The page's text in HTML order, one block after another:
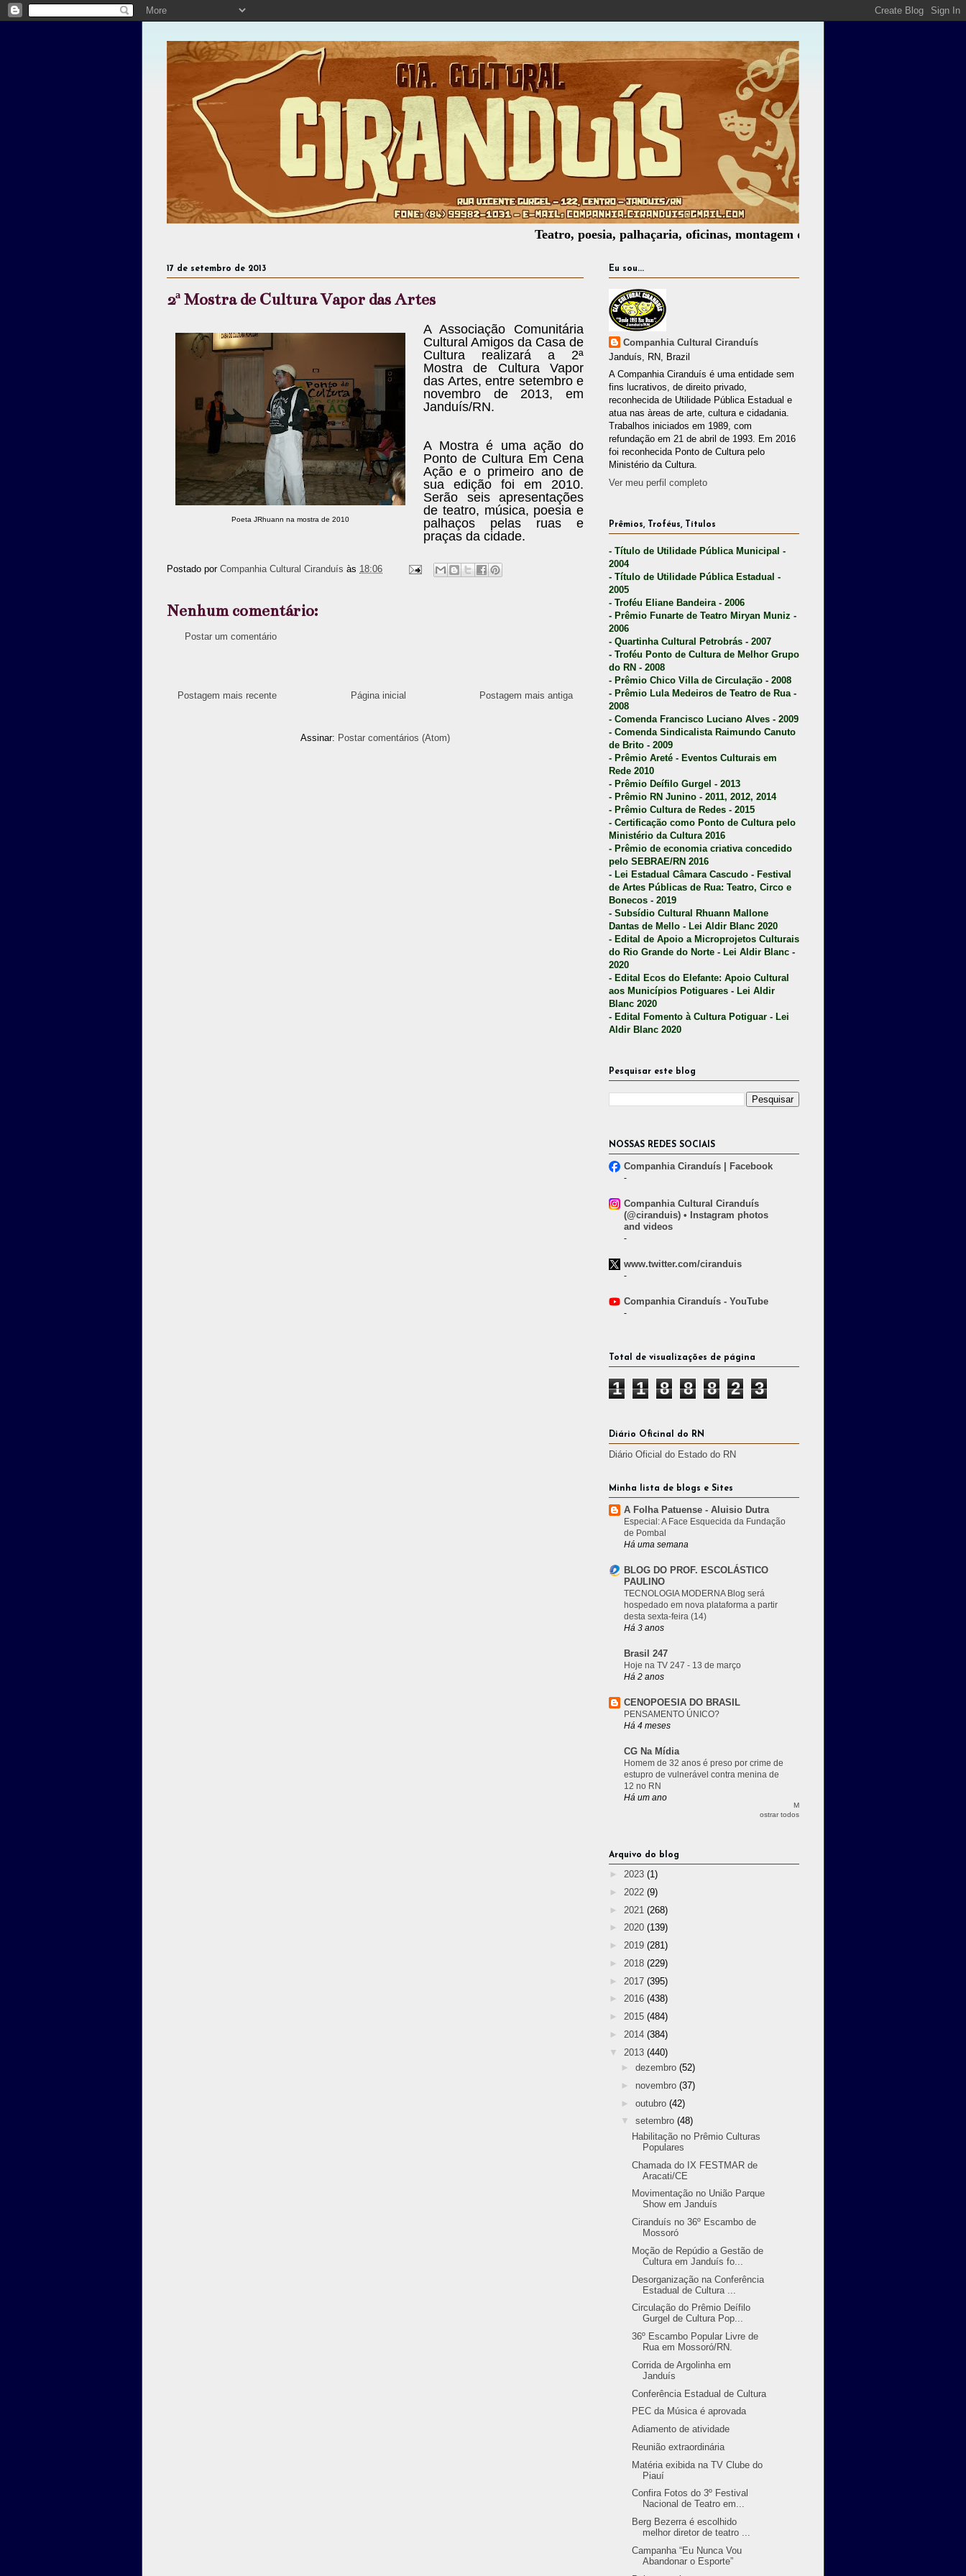
Teatro, poesia, palhaçaria, oficinas, montagem de espetáculos, assessoria cultural,
17 de setembro de 2013
2ª Mostra de Cultura Vapor das Artes
Poeta JRhuann na mostra de 2010
A Associação Comunitária
Cultural Amigos da Casa de
Cultura realizará a 2ª
Mostra de Cultura Vapor
das Artes, entre setembro e
novembro de 2013, em
Janduís/RN.
A Mostra é uma ação do
Ponto de Cultura Em Cena
Ação e o primeiro ano de
sua edição foi em 2010.
Serão seis apresentações
de teatro, música, poesia e
palhaços pelas ruas e
praças da cidade.
Postado por Companhia Cultural Ciranduís às 18:06
Nenhum comentário:
Postar um comentário
Postagem mais recente Postagem mais antiga
Página inicial
Assinar: Postar comentários (Atom)
Eu sou...
Companhia Cultural Ciranduís
Janduís, RN, Brazil
A Companhia Ciranduís é uma entidade sem
fins lucrativos, de direito privado,
reconhecida de Utilidade Pública Estadual e
atua nas àreas de arte, cultura e cidadania.
Trabalhos iniciados em 1989, com
refundação em 21 de abril de 1993. Em 2016
foi reconhecida Ponto de Cultura pelo
Ministério da Cultura.
Ver meu perfil completo
Prêmios, Troféus, Títulos
- Título de Utilidade Pública Municipal -
2004
- Título de Utilidade Pública Estadual -
2005
- Troféu Eliane Bandeira - 2006
- Prêmio Funarte de Teatro Miryan Muniz -
2006
- Quartinha Cultural Petrobrás - 2007
- Troféu Ponto de Cultura de Melhor Grupo
do RN - 2008
- Prêmio Chico Villa de Circulação - 2008
- Prêmio Lula Medeiros de Teatro de Rua -
2008
- Comenda Francisco Luciano Alves - 2009
- Comenda Sindicalista Raimundo Canuto
de Brito - 2009
- Prêmio Areté - Eventos Culturais em
Rede 2010
- Prêmio Deífilo Gurgel - 2013
- Prêmio RN Junino - 2011, 2012, 2014
- Prêmio Cultura de Redes - 2015
- Certificação como Ponto de Cultura pelo
Ministério da Cultura 2016
- Prêmio de economia criativa concedido
pelo SEBRAE/RN 2016
- Lei Estadual Câmara Cascudo - Festival
de Artes Públicas de Rua: Teatro, Circo e
Bonecos - 2019
- Subsídio Cultural Rhuann Mallone
Dantas de Mello - Lei Aldir Blanc 2020
- Edital de Apoio a Microprojetos Culturais
do Rio Grande do Norte - Lei Aldir Blanc -
2020
- Edital Ecos do Elefante: Apoio Cultural
aos Municípios Potiguares - Lei Aldir
Blanc 2020
- Edital Fomento à Cultura Potiguar - Lei
Aldir Blanc 2020
Pesquisar este blog
NOSSAS REDES SOCIAIS
Companhia Ciranduís | Facebook
-
Companhia Cultural Ciranduís
(@ciranduis) • Instagram photos
and videos
-
www.twitter.com/ciranduis
-
Companhia Ciranduís - YouTube
-
Total de visualizações de página
1 1 8 8 8 2 3
Diário Oficinal do RN
Diário Oficial do Estado do RN
Minha lista de blogs e Sites
A Folha Patuense - Aluisio Dutra
Especial: A Face Esquecida da Fundação
de Pombal
Há uma semana
BLOG DO PROF. ESCOLÁSTICO
PAULINO
TECNOLOGIA MODERNA Blog será
hospedado em nova plataforma a partir
desta sexta-feira (14)
Há 3 anos
Brasil 247
Hoje na TV 247 - 13 de março
Há 2 anos
CENOPOESIA DO BRASIL
PENSAMENTO ÚNICO?
Há 4 meses
CG Na Mídia
Homem de 32 anos é preso por crime de
estupro de vulnerável contra menina de
12 no RN
Há um ano
M
ostrar todos
Arquivo do blog
► 2023 (1)
► 2022 (9)
► 2021 (268)
► 2020 (139)
► 2019 (281)
► 2018 (229)
► 2017 (395)
► 2016 (438)
► 2015 (484)
► 2014 (384)
▼ 2013 (440)
► dezembro (52)
► novembro (37)
► outubro (42)
▼ setembro (48)
Habilitação no Prêmio Culturas
Populares
Chamada do IX FESTMAR de
Aracati/CE
Movimentação no União Parque
Show em Janduís
Ciranduís no 36º Escambo de
Mossoró
Moção de Repúdio a Gestão de
Cultura em Janduís fo...
Desorganização na Conferência
Estadual de Cultura ...
Circulação do Prêmio Deífilo
Gurgel de Cultura Pop...
36º Escambo Popular Livre de
Rua em Mossoró/RN.
Corrida de Argolinha em
Janduís
Conferência Estadual de Cultura
PEC da Música é aprovada
Adiamento de atividade
Reunião extraordinária
Matéria exibida na TV Clube do
Piauí
Confira Fotos do 3º Festival
Nacional de Teatro em...
Berg Bezerra é escolhido
melhor diretor de teatro ...
Campanha “Eu Nunca Vou
Abandonar o Esporte”